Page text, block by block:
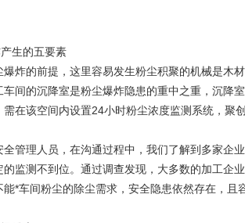
炸的前提，这里容易发生粉尘积聚的机械是木
间的沉降室是粉尘爆炸隐患的重中之重，沉降
在该空间内设置24小时粉尘浓度监测系统，聚
管理人员，在沟通过程中，我们了解到多家企
监测不到位。通过调查发现，大多数的加工企
*车间粉尘的除尘需求，安全隐患依然存在，且